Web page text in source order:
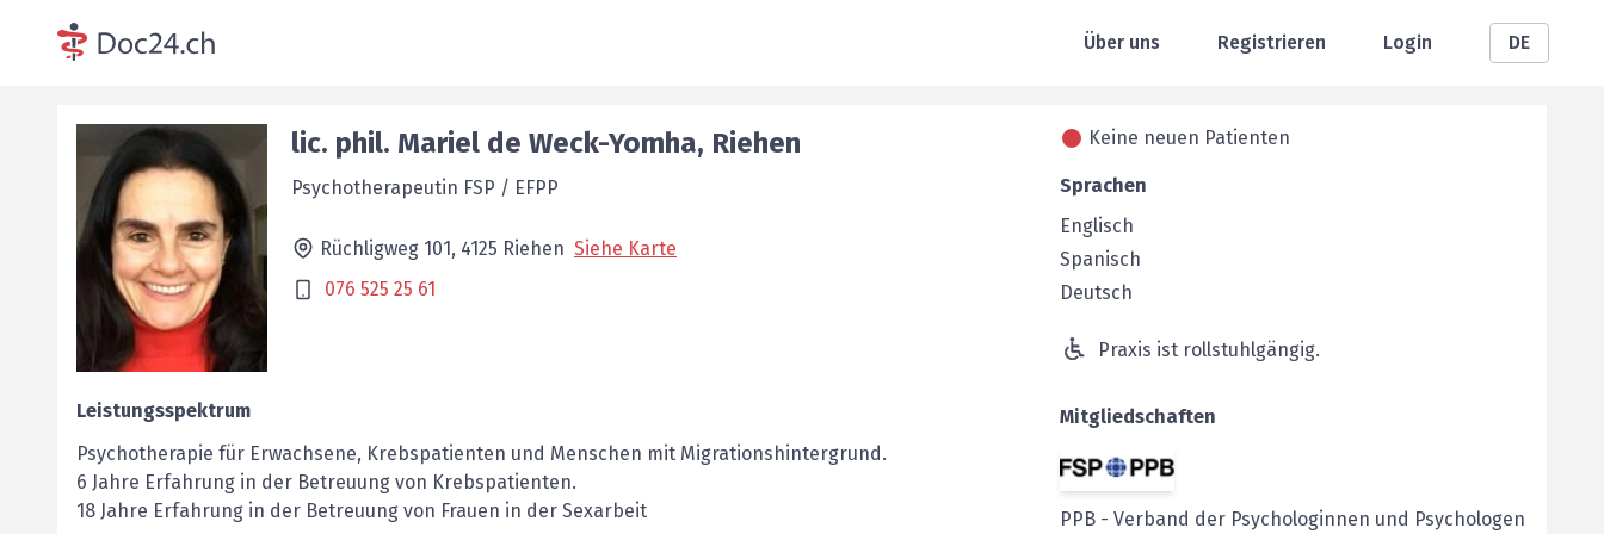
Über uns Registrieren Login DE
lic. phil. Mariel de Weck-Yomha, Riehen
Psychotherapeutin FSP / EFPP
Rüchligweg 101, 4125 Riehen Siehe Karte
076 525 25 61
Leistungsspektrum
Psychotherapie für Erwachsene, Krebspatienten und Menschen mit ­Migrationshintergrund.
6 Jahre Erfahrung in der Betreuung von Krebspatienten.
18 Jahre Erfahrung in der Betreuung von Frauen in der Sexarbeit
Keine neuen Patienten
Sprachen
Englisch
Spanisch
Deutsch
Praxis ist rollstuhlgängig.
Mitgliedschaften
PPB - Verband der Psychologinnen und Psychologen